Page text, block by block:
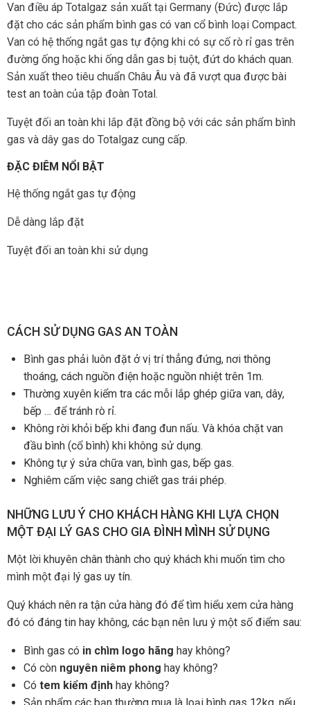
Van điều áp Totalgaz sản xuất tại Germany (Đức) được lắp
đặt cho các sản phẩm bình gas có van cổ bình loại Compact.
Van có hệ thống ngắt gas tự động khi có sự cố rò rỉ gas trên
đường ống hoặc khi ống dẫn gas bị tuột, đứt do khách quan.
Sản xuất theo tiêu chuẩn Châu Âu và đã vượt qua được bài
test an toàn của tập đoàn Total.
Tuyệt đối an toàn khi lắp đặt đồng bộ với các sản phẩm bình
gas và dây gas do Totalgaz cung cấp.
ĐẶC ĐIÊM NỔI BẬT
Hệ thống ngắt gas tự động
Dễ dàng lắp đặt
Tuyệt đối an toàn khi sử dụng
CÁCH SỬ DỤNG GAS AN TOÀN
Bình gas phải luôn đặt ở vị trí thẳng đứng, nơi thông
thoáng, cách nguồn điện hoặc nguồn nhiệt trên 1m.
Thường xuyên kiểm tra các mỗi lắp ghép giữa van, dây,
bếp … để tránh rò rỉ.
Không rời khỏi bếp khi đang đun nấu. Và khóa chặt van
đầu bình (cổ bình) khi không sử dụng.
Không tự ý sửa chữa van, bình gas, bếp gas.
Nghiêm cấm việc sang chiết gas trái phép.
NHỮNG LƯU Ý CHO KHÁCH HÀNG KHI LỰA CHỌN
MỘT ĐẠI LÝ GAS CHO GIA ĐÌNH MÌNH SỬ DỤNG
Một lời khuyên chân thành cho quý khách khi muốn tìm cho
mình một đại lý gas uy tín.
Quý khách nên ra tận cửa hàng đó để tìm hiểu xem cửa hàng
đó có đáng tin hay không, các bạn nên lưu ý một số điểm sau:
Bình gas có in chìm logo hãng hay không?
Có còn nguyên niêm phong hay không?
Có tem kiểm định hay không?